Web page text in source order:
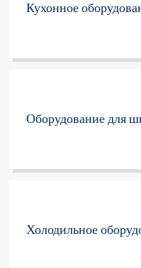
Кухонное
Оборудование для
Холодильное